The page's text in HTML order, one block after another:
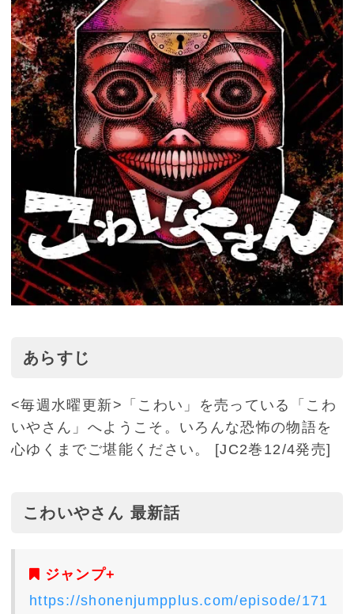
あらすじ
<毎週水曜更新>「こわい」を売っている「こわ
いやさん」へようこそ。いろんな恐怖の物語を
心ゆくまでご堪能ください。 [JC2巻12/4発売]
こわいやさん 最新話
ジャンプ+
https://shonenjumpplus.com/episode/171